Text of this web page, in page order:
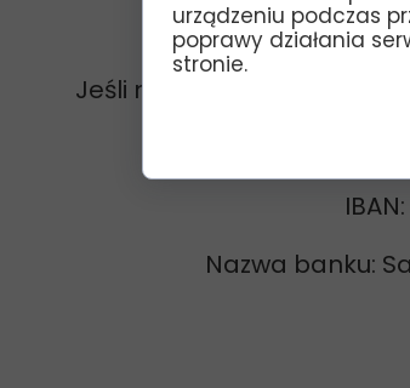
Jeśli mieszkasz poza
Nazwa banku:
urządzeniu podczas
poprawy działania
stronie.